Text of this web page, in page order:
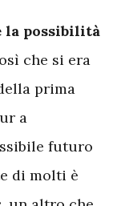
la possibilità
che si era
prima
a
futuro
di molti è